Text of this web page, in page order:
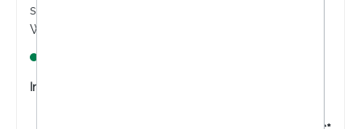
schnellen Versorgung von kleinen oberflächlichen
Wunden, wie Schnitt- und Schürfwunden.
Inhalt: